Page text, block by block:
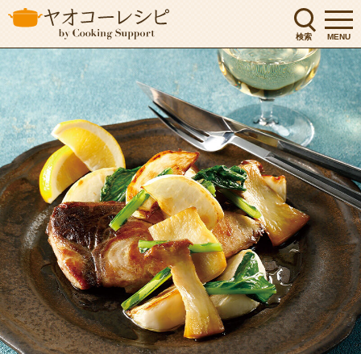
検索 MENU